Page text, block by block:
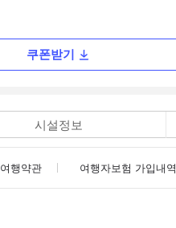
쿠폰받기
시설정보
여행약관 여행자보험 가입내역